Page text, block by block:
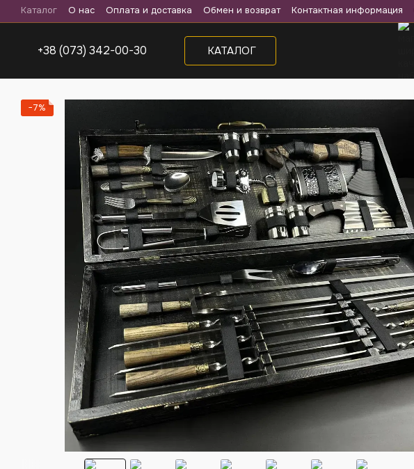
Перейти к основному контенту
Каталог О нас Оплата и доставка Обмен и возврат Контактная информация
+38 (073) 342-00-30 КАТАЛОГ
−7%